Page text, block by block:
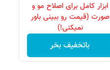
ابزار کامل برای اصلاح مو و
صورت (قیمت رو ببینی باور
نمیکنی!)
باتخفیف بخر